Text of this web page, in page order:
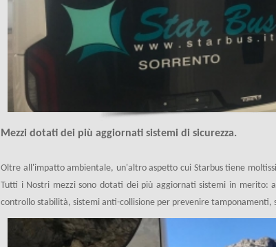
Mezzi dotati dei più aggiornati sistemi di sicurezza.
Oltre all'impatto ambientale, un'altro aspetto cui Starbus tiene
Tutti i Nostri mezzi sono dotati dei più aggiornati sistemi in merito:
controllo stabilità, sistemi anti-collisione per prevenire